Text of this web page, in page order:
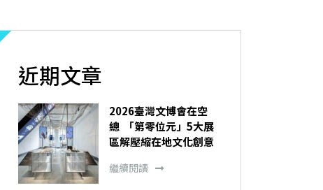
近期文章
2026臺灣文博會在空
總 「第零位元」5大展
區解壓縮在地文化創意
繼續閱讀